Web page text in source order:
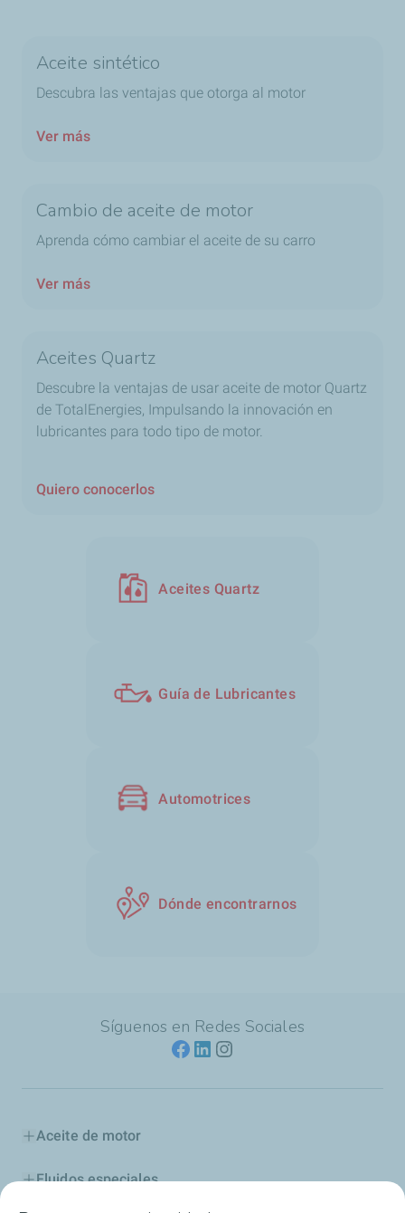
Aceite sintético
Descubra las ventajas que otorga al motor
Ver más
Cambio de aceite de motor
Aprenda cómo cambiar el aceite de su carro
Ver más
Aceites Quartz
Descubre la ventajas de usar aceite de motor Quartz
de TotalEnergies, Impulsando la innovación en
lubricantes para todo tipo de motor.
Quiero conocerlos
Aceites Quartz
Guía de Lubricantes
Automotrices
Dónde encontrarnos
Síguenos en Redes Sociales
Aceite de motor
Fluidos especiales